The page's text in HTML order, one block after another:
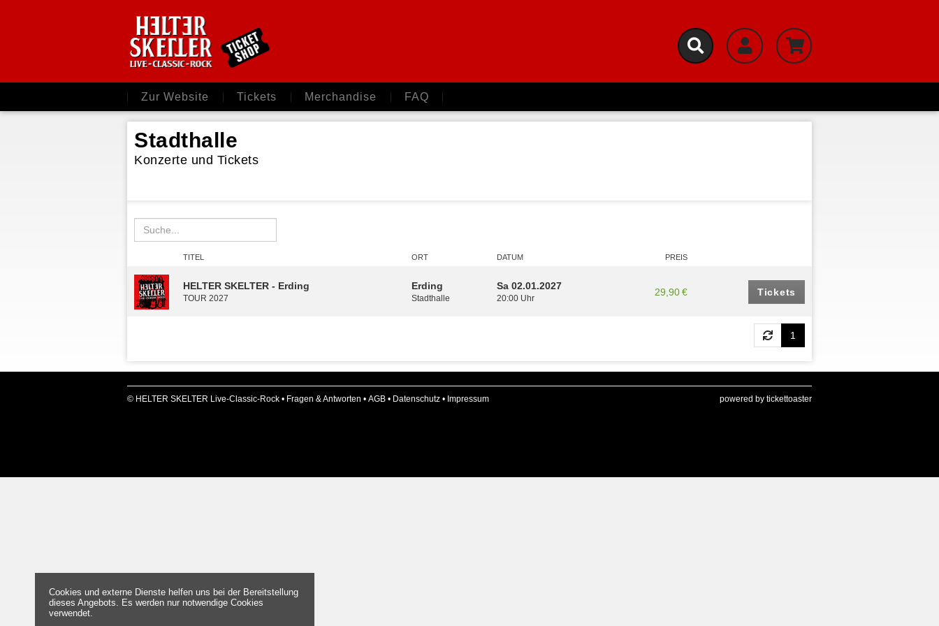
Zur Website Tickets Merchandise FAQ
Stadthalle
Konzerte und Tickets
TITEL ORT DATUM PREIS
HELTER SKELTER - Erding
TOUR 2027
Erding
Stadthalle
Sa 02.01.2027
20:00 Uhr
29,90 € Tickets
1
powered by tickettoaster
© HELTER SKELTER Live-Classic-Rock • Fragen & Antworten • AGB • Datenschutz • Impressum
Cookies und externe Dienste helfen uns bei der Bereitstellung
dieses Angebots. Es werden nur notwendige Cookies
verwendet.